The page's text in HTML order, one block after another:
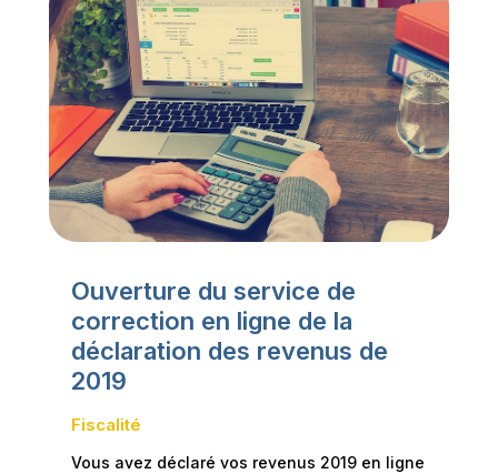
Ouverture du service de
correction en ligne de la
déclaration des revenus de
2019
Fiscalité
Vous avez déclaré vos revenus 2019 en ligne